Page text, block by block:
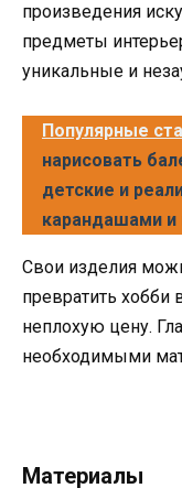
произведения
предметы
уникальные и
Популярные
нарисовать
детские и
карандашами и
Свои изделия
превратить хобби
неплохую цену.
необходимыми
Материалы